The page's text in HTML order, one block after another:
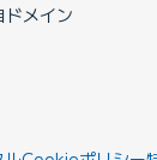
ドメイン